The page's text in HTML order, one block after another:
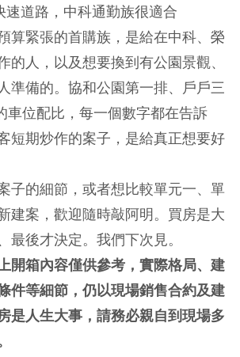
速道路，中科通勤族很適合
算緊張的首購族，是給在中科、榮
的人，以及想要換到有公園景觀、
準備的。協和公園第一排、戶戶三
車位配比，每一個數字都在告訴
短期炒作的案子，是給真正想要好
子的細節，或者想比較單元一、單
建案，歡迎隨時敲阿明。買房是大
最後才決定。我們下次見。
開箱內容僅供參考，實際格局、建
件等細節，仍以現場銷售合約及建
是人生大事，請務必親自到現場多